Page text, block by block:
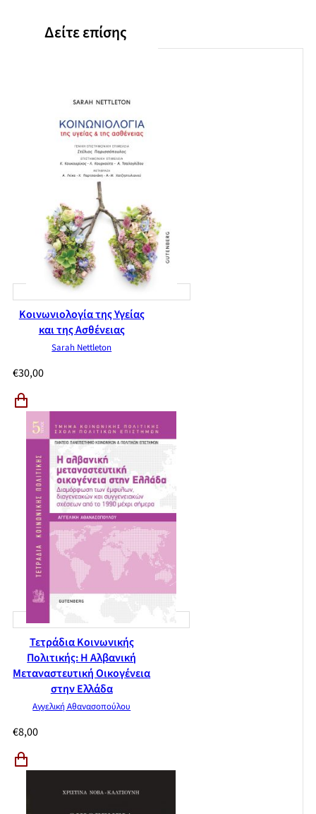
Δείτε επίσης
Κοινωνιολογία της Υγείας
και της Ασθένειας
Sarah Nettleton
€30,00
Τετράδια Κοινωνικής
Πολιτικής: Η Αλβανική
Μεταναστευτική Οικογένεια
στην Ελλάδα
Αγγελική Αθανασοπούλου
€8,00